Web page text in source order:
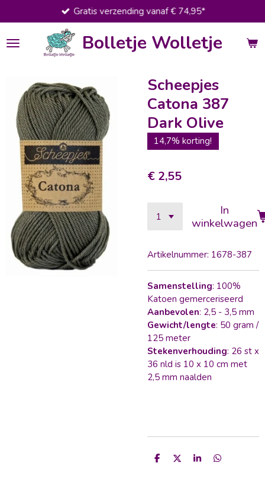
direct
naar
de
Bolletje Wolletje
Gratis verzending vanaf € 74,95*
Scheepjes
Catona 387
Dark Olive
14,7% korting!
€ 2,55
In
winkelwagen
Artikelnummer: 1678-387
Samenstelling: 100%
Katoen gemerceriseerd
Aanbevolen: 2,5 - 3,5 mm
Gewicht/lengte: 50 gram /
125 meter
Stekenverhouding: 26 st x
36 nld is 10 x 10 cm met
2,5 mm naalden
D
D
S
D